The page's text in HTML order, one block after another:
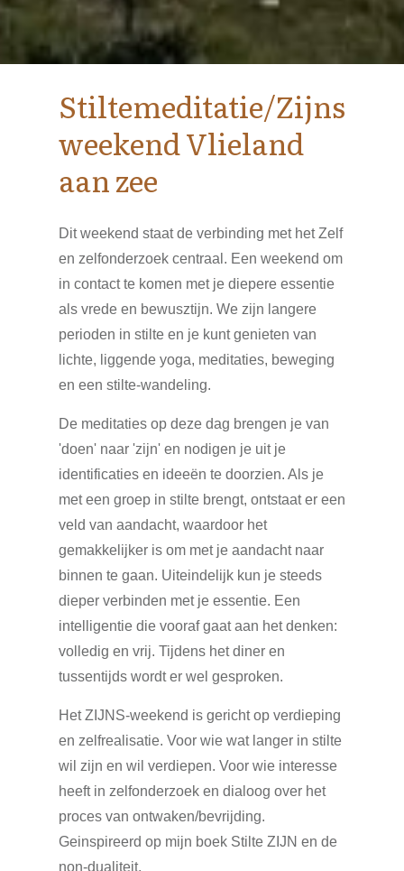
Stiltemeditatie/Zijns
weekend Vlieland
aan zee
Dit weekend staat de verbinding met het Zelf
en zelfonderzoek centraal. Een weekend om
in contact te komen met je diepere essentie
als vrede en bewusztijn. We zijn langere
perioden in stilte en je kunt genieten van
lichte, liggende yoga, meditaties, beweging
en een stilte-wandeling.
De meditaties op deze dag brengen je van
'doen' naar 'zijn' en nodigen je uit je
identificaties en ideeën te doorzien. Als je
met een groep in stilte brengt, ontstaat er een
veld van aandacht, waardoor het
gemakkelijker is om met je aandacht naar
binnen te gaan. Uiteindelijk kun je steeds
dieper verbinden met je essentie. Een
intelligentie die vooraf gaat aan het denken:
volledig en vrij. Tijdens het diner en
tussentijds wordt er wel gesproken.
Het ZIJNS-weekend is gericht op verdieping
en zelfrealisatie. Voor wie wat langer in stilte
wil zijn en wil verdiepen. Voor wie interesse
heeft in zelfonderzoek en dialoog over het
proces van ontwaken/bevrijding.
Geinspireerd op mijn boek Stilte ZIJN en de
non-dualiteit.